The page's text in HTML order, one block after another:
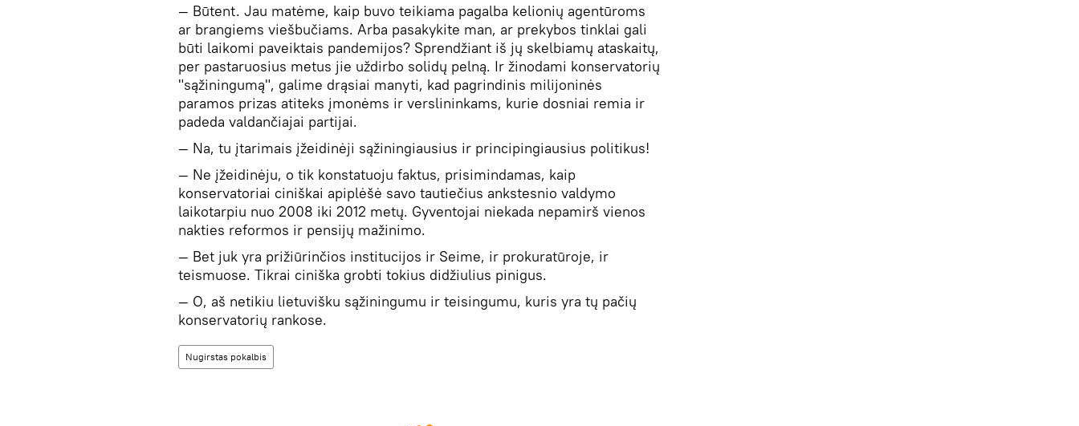
— Būtent. Jau matėme, kaip buvo teikiama pagalba kelionių agentūroms
ar brangiems viešbučiams. Arba pasakykite man, ar prekybos tinklai gali
būti laikomi paveiktais pandemijos? Sprendžiant iš jų skelbiamų ataskaitų,
per pastaruosius metus jie uždirbo solidų pelną. Ir žinodami konservatorių
"sąžiningumą", galime drąsiai manyti, kad pagrindinis milijoninės
paramos prizas atiteks įmonėms ir verslininkams, kurie dosniai remia ir
padeda valdančiajai partijai.
— Na, tu įtarimais įžeidinėji sąžiningiausius ir principingiausius politikus!
— Ne įžeidinėju, o tik konstatuoju faktus, prisimindamas, kaip
konservatoriai ciniškai apiplėšė savo tautiečius ankstesnio valdymo
laikotarpiu nuo 2008 iki 2012 metų. Gyventojai niekada nepamirš vienos
nakties reformos ir pensijų mažinimo.
— Bet juk yra prižiūrinčios institucijos ir Seime, ir prokuratūroje, ir
teismuose. Tikrai ciniška grobti tokius didžiulius pinigus.
— O, aš netikiu lietuvišku sąžiningumu ir teisingumu, kuris yra tų pačių
konservatorių rankose.
Nugirstas pokalbis